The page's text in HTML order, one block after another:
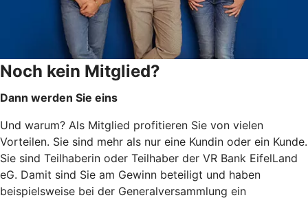
Noch kein Mitglied?
Dann werden Sie eins
Und warum? Als Mitglied profitieren Sie von vielen
Vorteilen. Sie sind mehr als nur eine Kundin oder ein Kunde.
Sie sind Teilhaberin oder Teilhaber der VR Bank EifelLand
eG. Damit sind Sie am Gewinn beteiligt und haben
beispielsweise bei der Generalversammlung ein